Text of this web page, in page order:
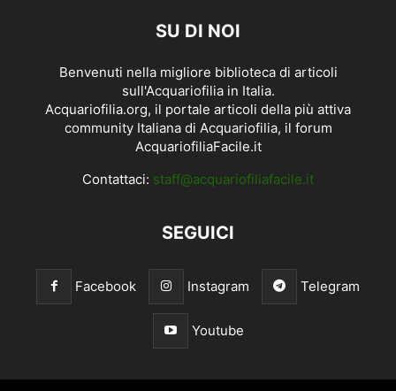
SU DI NOI
Benvenuti nella migliore biblioteca di articoli
sull'Acquariofilia in Italia.
Acquariofilia.org, il portale articoli della più attiva
community Italiana di Acquariofilia, il forum
AcquariofiliaFacile.it
Contattaci: staff@acquariofiliafacile.it
SEGUICI
Facebook Instagram Telegram
Youtube